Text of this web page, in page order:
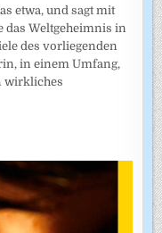
etwa, und sagt mit
das Weltgeheimnis in
des vorliegenden
in einem Umfang,
wirkliches